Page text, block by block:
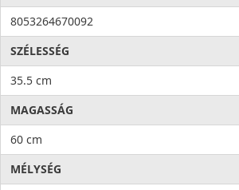
8053264670092
SZÉLESSÉG
35.5 cm
MAGASSÁG
60 cm
MÉLYSÉG